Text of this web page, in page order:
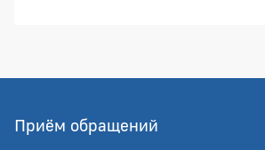
Приём обращений